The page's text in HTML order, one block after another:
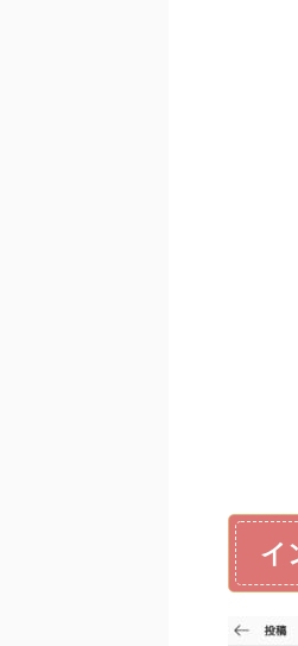
イ